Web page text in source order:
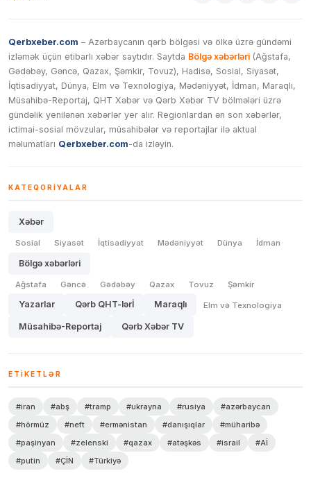
Qerbxeber.com – Azərbaycanın qərb bölgəsi və ölkə üzrə gündəmi
izləmək üçün etibarlı xəbər saytıdır. Saytda Bölgə xəbərləri (Ağstafa,
Gədəbəy, Gəncə, Qazax, Şəmkir, Tovuz), Hadisə, Sosial, Siyasət,
İqtisadiyyat, Dünya, Elm və Texnologiya, Mədəniyyət, İdman, Maraqlı,
Müsahibə-Reportaj, QHT Xəbər və Qərb Xəbər TV bölmələri üzrə
gündəlik yenilənən xəbərlər yer alır. Regionlardan ən son xəbərlər,
ictimai-sosial mövzular, müsahibələr və reportajlar ilə aktual
məlumatları Qerbxeber.com-da izləyin.
KATEQORIYALAR
Xəbər
Sosial Siyasət İqtisadiyyat Mədəniyyət Dünya İdman
Bölgə xəbərləri
Ağstafa Gəncə Gədəbəy Qazax Tovuz Şəmkir
Yazarlar Qərb QHT-lərİ Maraqlı Elm və Texnologiya
Müsahibə-Reportaj Qərb Xəbər TV
ETIKETLƏR
#iran #abş #tramp #ukrayna #rusiya
#azərbaycan
#hörmüz
#neft #ermənistan #danışıqlar
#müharibə
#paşinyan
#zelenski #qazax #atəşkəs #israil
#Aİ
#putin
#ÇİN #Türkiyə